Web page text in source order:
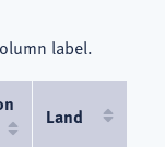
label.
Land